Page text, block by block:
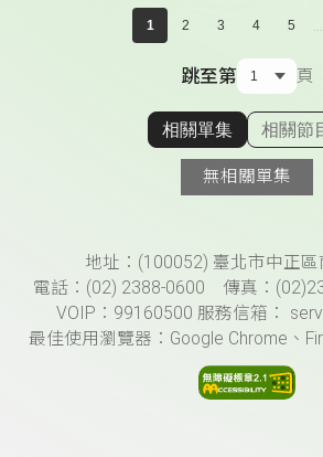
1 2 3 4 5 ...
跳至第 頁
顯示相關
相關單集 相關節
無相關單集
頁尾資訊地址：(100052) 臺北市中正
電話：(02) 2388-0600 傳真：
VOIP：99160500 服務信箱：
最佳使用瀏覽器：Google Chrome、